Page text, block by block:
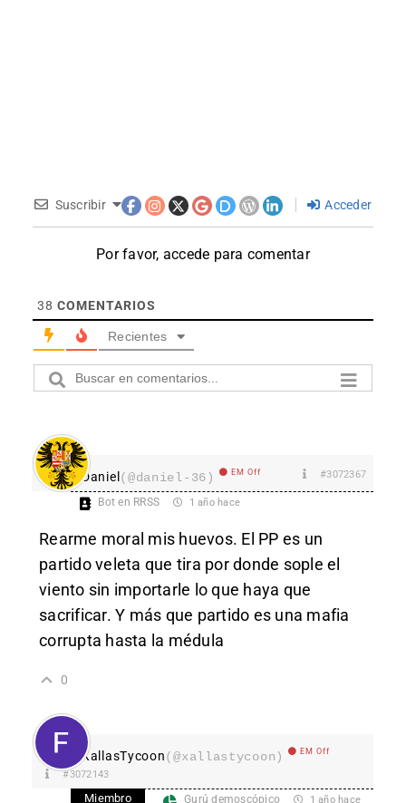
Suscribir Acceder
Por favor, accede para comentar
38 COMENTARIOS
Recientes
Daniel(@daniel-36) EM Off #3072367
Bot en RRSS 1 año hace
Rearme moral mis huevos. El PP es un
partido veleta que tira por donde sople el
viento sin importarle lo que haya que
sacrificar. Y más que partido es una mafia
corrupta hasta la médula
0
XallasTycoon(@xallastycoon) EM Off
#3072143
Miembro Gurú demoscópico 1 año hace